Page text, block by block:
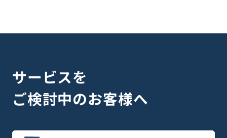
サービスを
ご検討中のお客様へ